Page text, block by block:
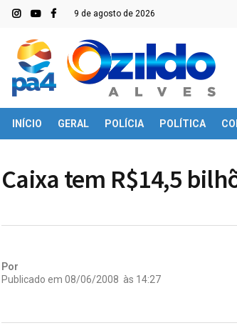
9 de agosto de 2026
INÍCIO GERAL POLÍCIA POLÍTICA
Caixa tem R$14,5
Por
Publicado em 08/06/2008 às 14:27